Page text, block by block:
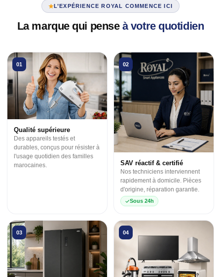
VENTILATION
3 en 1
Industrielle
L’EXPÉRIENCE ROYAL COMMENCE ICI
La marque qui pense à votre quotidien
01
Qualité supérieure
Des appareils testés et
durables, conçus pour résister à
l'usage quotidien des familles
marocaines.
02
SAV réactif & certifié
Nos techniciens interviennent
rapidement à domicile. Pièces
d'origine, réparation garantie.
Sous 24h
03 04